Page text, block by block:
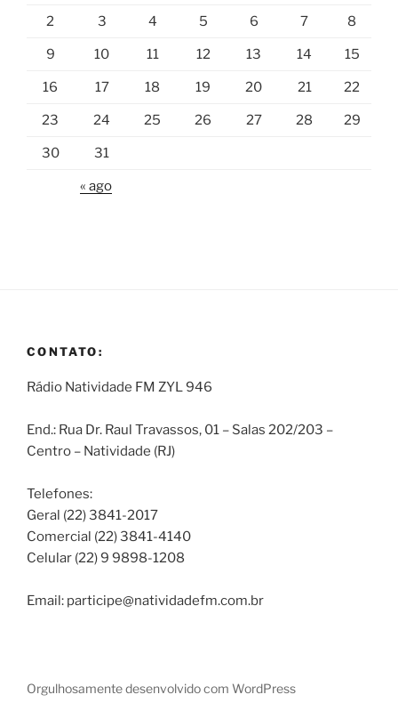
2 3 4 5 6 7 8
9 10 11 12 13 14 15
16 17 18 19 20 21 22
23 24 25 26 27 28 29
30 31
« ago
CONTATO:
Rádio Natividade FM ZYL 946
End.: Rua Dr. Raul Travassos, 01 – Salas 202/203 –
Centro – Natividade (RJ)
Telefones:
Geral (22) 3841-2017
Comercial (22) 3841-4140
Celular (22) 9 9898-1208
Email: participe@natividadefm.com.br
Orgulhosamente desenvolvido com WordPress